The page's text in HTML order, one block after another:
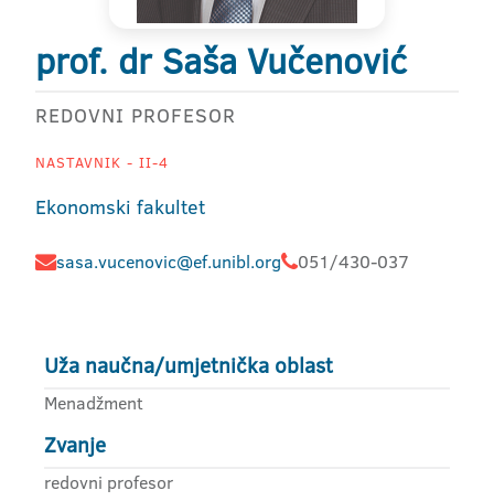
prof. dr Saša Vučenović
REDOVNI PROFESOR
NASTAVNIK - II-4
Ekonomski fakultet
sasa.vucenovic@ef.unibl.org 051/430-037
Uža naučna/umjetnička oblast
Menadžment
Zvanje
redovni profesor